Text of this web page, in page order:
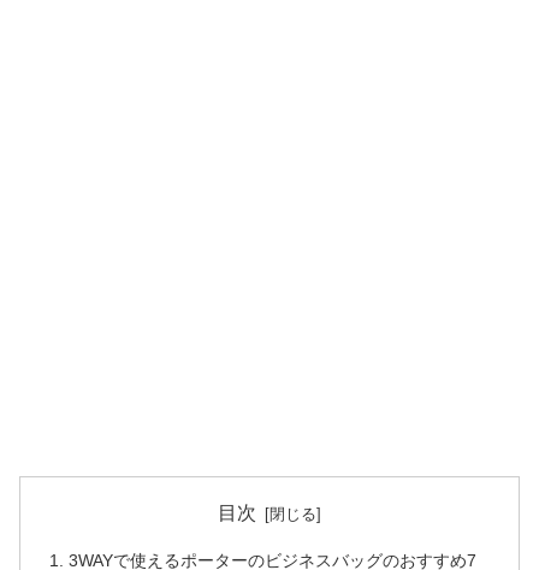
目次
3WAYで使えるポーターのビジネスバッグのおすすめ7